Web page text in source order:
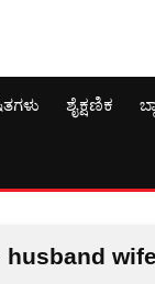
ಶೈಕ್ಷಣಿಕ